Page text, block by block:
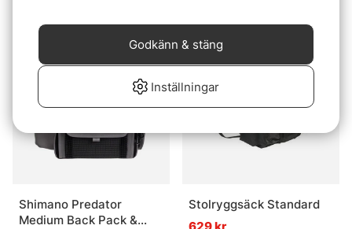
Shimano Predator
Medium Back Pack &
Stolryggsäck Standard
Inställningar
Godkänn & stäng